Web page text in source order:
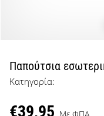
μπάσκετ
όπως
εμείς;
μαζί
Παπούτσια
Κατηγορία:
€39,95